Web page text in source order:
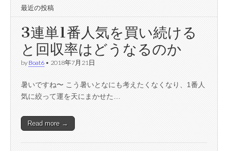
最近の投稿
3連単1番人気を買い続ける
と回収率はどうなるのか
by Boat6 • 2018年7月21日
暑いですね〜 こう暑いとなにも考えたくなくなり、1番人
気に絞って運を天にまかせた…
Read more →